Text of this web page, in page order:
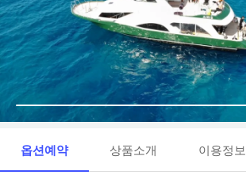
옵션예약 상품소개 이용정보